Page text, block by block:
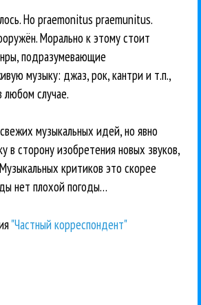
Но praemonitus praemunitus.
Морально к этому стоит
подразумевающие
музыку: джаз, рок, кантри и т.п.,
любом случае.
музыкальных идей, но явно
в сторону изобретения новых звуков,
критиков это скорее
нет плохой погоды…
"Частный корреспондент"